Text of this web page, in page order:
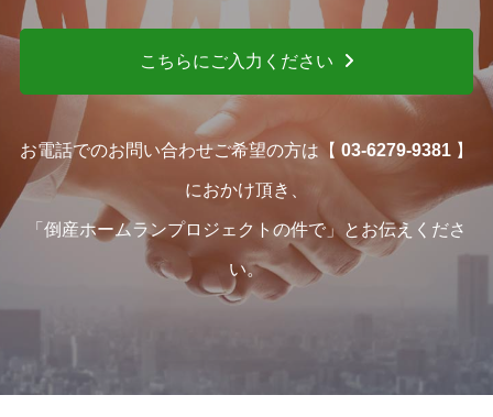
こちらにご入力ください
お電話でのお問い合わせご希望の方は【 03-6279-9381 】
におかけ頂き、
「倒産ホームランプロジェクトの件で」とお伝えくださ
い。